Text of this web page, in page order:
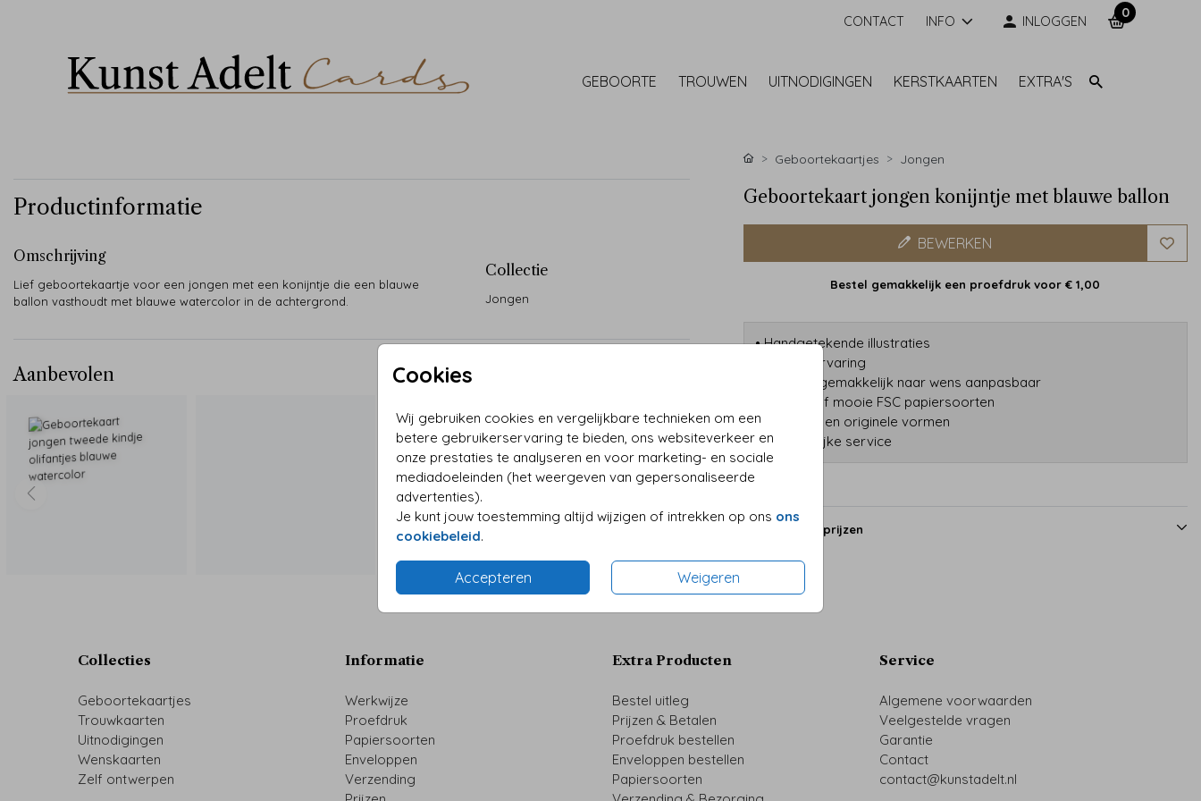
CONTACT INFO INLOGGEN
0
GEBOORTE TROUWEN UITNODIGINGEN KERSTKAARTEN EXTRA'S
Cookies
Wij gebruiken cookies en vergelijkbare technieken om een
betere gebruikerservaring te bieden, ons websiteverkeer en
onze prestaties te analyseren en voor marketing- en sociale
mediadoeleinden (het weergeven van gepersonaliseerde
advertenties).
Je kunt jouw toestemming altijd wijzigen of intrekken op ons ons
cookiebeleid.
Accepteren Weigeren
Productinformatie
Omschrijving
Lief geboortekaartje voor een jongen met een konijntje die een blauwe
ballon vasthoudt met blauwe watercolor in de achtergrond.
Collectie
Jongen
Aanbevolen
Geboortekaartjes Jongen
Geboortekaart jongen konijntje met blauwe ballon
BEWERKEN
Bestel gemakkelijk een proefdruk voor€ 1,00
• Handgetekende illustraties
• 90 jaar ervaring
• Designs gemakkelijk naar wens aanpasbaar
• Kwalitatief mooie FSC papiersoorten
• Foliedruk en originele vormen
• Persoonlijke service
Formaten en prijzen
Collecties
Geboortekaartjes
Trouwkaarten
Uitnodigingen
Wenskaarten
Zelf ontwerpen
Informatie
Werkwijze
Proefdruk
Papiersoorten
Enveloppen
Verzending
Extra Producten
Bestel uitleg
Prijzen & Betalen
Proefdruk bestellen
Enveloppen bestellen
Papiersoorten
Service
Algemene voorwaarden
Veelgestelde vragen
Garantie
Contact
contact@kunstadelt.nl